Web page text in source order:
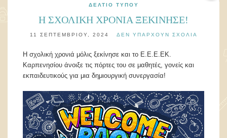
ΔΕΛΤΊΟ ΤΎΠΟΥ
Η ΣΧΟΛΙΚΉ ΧΡΟΝΙΆ ΞΕΚΊΝΗΣΕ!
11 ΣΕΠΤΕΜΒΡΊΟΥ, 2024 ΔΕΝ ΥΠΆΡΧΟΥΝ ΣΧΌΛΙΑ
Η σχολική χρονιά μόλις ξεκίνησε και το Ε.Ε.Ε.ΕΚ.
Καρπενησίου άνοιξε τις πόρτες του σε μαθητές, γονείς και
εκπαιδευτικούς για μια δημιουργική συνεργασία!